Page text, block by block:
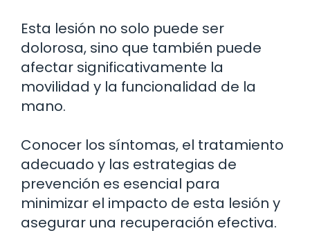
Esta lesión no solo puede ser
dolorosa, sino que también puede
afectar significativamente la
movilidad y la funcionalidad de la
mano.
Conocer los síntomas, el tratamiento
adecuado y las estrategias de
prevención es esencial para
minimizar el impacto de esta lesión y
asegurar una recuperación efectiva.